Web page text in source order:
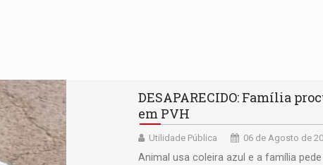
DESAPARECIDO: Família
em PVH
Utilidade Pública 06 de Agosto de
Animal usa coleira azul e a família